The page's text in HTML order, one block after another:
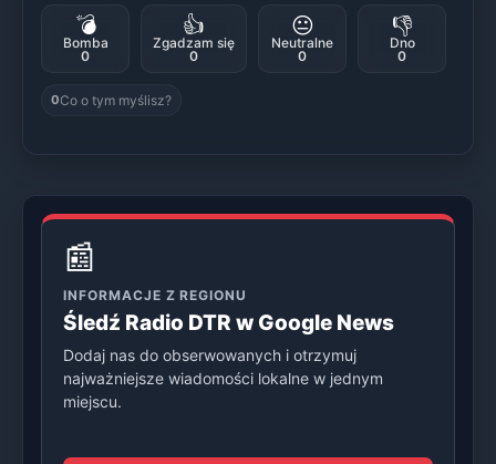
💣
Bomba
0
👍
Zgadzam się
0
😐
Neutralne
0
👎
Dno
0
0Co o tym myślisz?
📰
INFORMACJE Z REGIONU
Śledź Radio DTR w Google News
Dodaj nas do obserwowanych i otrzymuj
najważniejsze wiadomości lokalne w jednym
miejscu.